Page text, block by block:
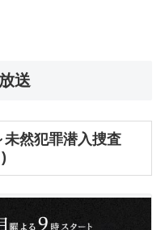
送
然犯罪潜入捜査